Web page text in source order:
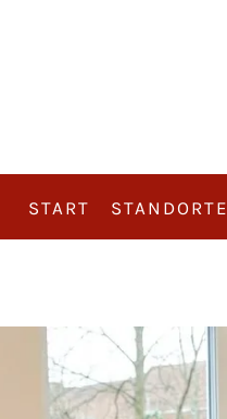
START STANDORTE